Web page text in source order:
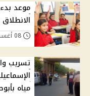
تسريب
مياه